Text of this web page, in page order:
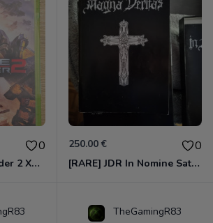
0
Supreme Commander 2 Xbox 360
250.00 € 0
[RARE] JDR In Nomine Satanis / Magna Veritas – 1ère Édition BOÎTE (DOS BLANC, 1989) - CROC / Siroz
TheGamingR83